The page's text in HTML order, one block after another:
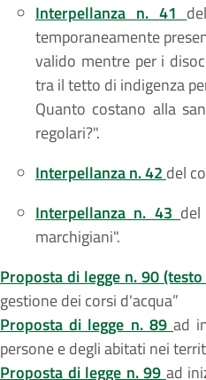
Interpellanza n. 41
temporaneamente
valido mentre per i
tra il tetto di indigenza
Quanto costano alla
regolari?".
Interpellanza n. 42 del
Interpellanza n. 43
marchigiani".
Proposta di legge n. 90
gestione dei corsi d'acqua”
Proposta di legge n. 89ad
persone e degli abitati nei
Proposta di legge n. 99 ad